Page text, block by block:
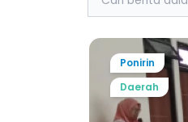
Search
Ponirin
Daerah